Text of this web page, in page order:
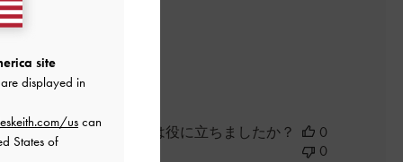
このレビューは役に立ちましたか？
0
0
site
displayed in
uscan
States of